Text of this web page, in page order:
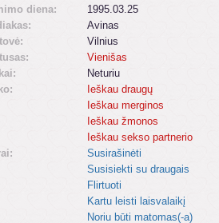
diena:
1995.03.25
Avinas
Vilnius
Vienišas
Neturiu
Ieškau draugų
Ieškau merginos
Ieškau žmonos
Ieškau sekso partnerio
Susirašinėti
Susisiekti su draugais
Flirtuoti
Kartu leisti laisvalaikį
Noriu būti matomas(-a)